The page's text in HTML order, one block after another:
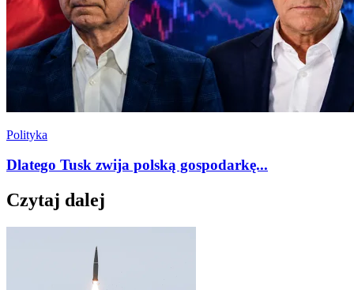
Polityka
Dlatego Tusk zwija polską gospodarkę...
Czytaj dalej